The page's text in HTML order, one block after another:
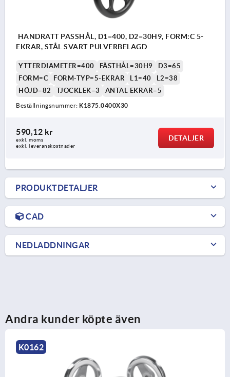
HANDRATT PASSHÅL, D1=400, D2=30H9, FORM:C 5-
EKRAR, STÅL SVART PULVERBELAGD
YTTERDIAMETER=400 FÄSTHÅL=30H9
D3=65
FORM=C
FORM-TYP=5-EKRAR L1=40
L2=38
HÖJD=82
TJOCKLEK=3 ANTAL EKRAR=5
Beställningsnummer: K1875.0400X30
590,12 kr
exkl. moms
exkl. leveranskostnader
DETALJER
PRODUKTDETALJER
CAD
NEDLADDNINGAR
Andra kunder köpte även